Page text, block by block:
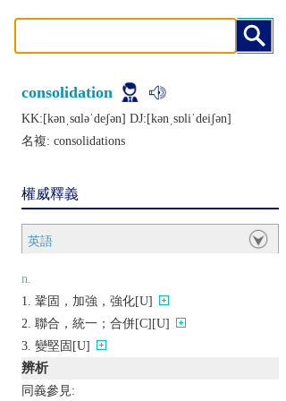
consolidation
KK:[kǝnˌsɑlǝˈdеʃǝn] DJ:[kǝnˌsɒliˈdеiʃǝn]
名複: consolidations
權威釋義
英語
n.
鞏固，加強，強化[U]
聯合，統一；合併[C][U]
變堅固[U]
辨析
同義參見: